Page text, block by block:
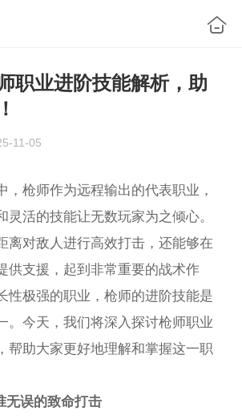
职业进阶技能解析，助
11-05
，枪师作为远程输出的代表职业，
灵活的技能让无数玩家为之倾心。
离对敌人进行高效打击，还能够在
供支援，起到非常重要的战术作
性极强的职业，枪师的进阶技能是
。今天，我们将深入探讨枪师职业
帮助大家更好地理解和掌握这一职
无误的致命打击